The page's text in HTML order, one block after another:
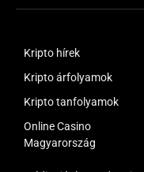
Kripto hírek
Kripto árfolyamok
Kripto tanfolyamok
Online Casino
Magyarország